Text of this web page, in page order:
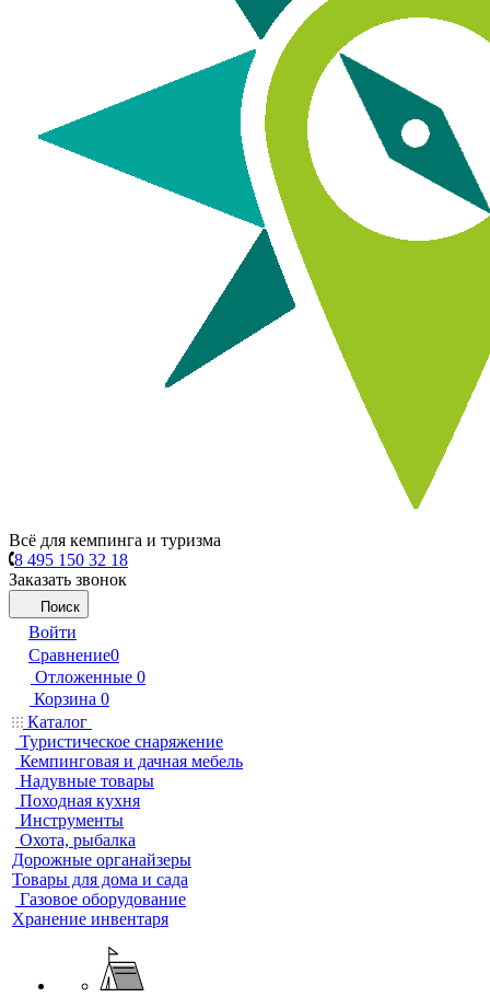
Всё для кемпинга и туризма
8 495 150 32 18
Заказать звонок
Поиск
Войти
Сравнение0
Отложенные 0
Корзина 0
Каталог
Туристическое снаряжение
Кемпинговая и дачная мебель
Надувные товары
Походная кухня
Инструменты
Охота, рыбалка
Дорожные органайзеры
Товары для дома и сада
Газовое оборудование
Хранение инвентаря